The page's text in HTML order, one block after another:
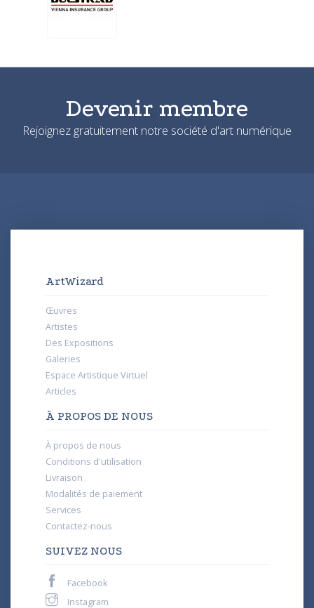
Devenir membre
Rejoignez gratuitement notre société d'art numérique
ArtWizard
Œuvres
Artistes
Des Expositions
Galeries
Espace Artistique Virtuel
Articles
À PROPOS DE NOUS
À propos de nous
Conditions d'utilisation
Livraison
Modalités de paiement
Services
Contactez-nous
SUIVEZ NOUS
Facebook
Instagram